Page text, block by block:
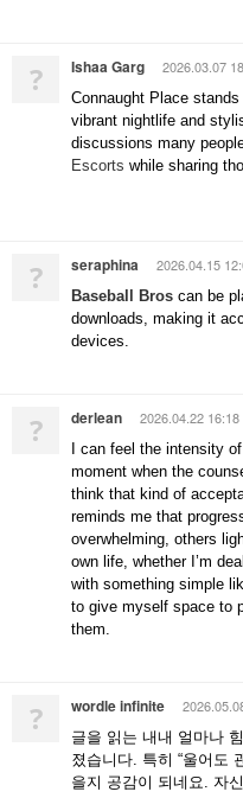
? Ishaa Garg 2026.03.07
Connaught Place
vibrant nightlife and
discussions many
Escorts while sharing
? seraphina 2026.04.15
Baseball Bros can be
downloads, making it
devices.
? derlean 2026.04.22 16:18
I can feel the intensity
moment when the
think that kind of
reminds me that
overwhelming, others
own life, whether I’m
with something simple
to give myself space to
them.
? wordle infinite
글을 읽는 내내 얼마나
졌습니다. 특히 “울어도
을지 공감이 되네요. 자